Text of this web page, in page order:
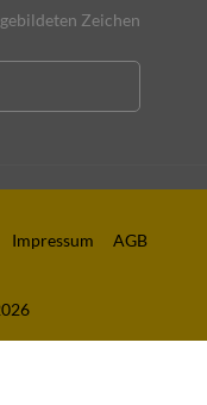
Zeichen
Impressum
AGB